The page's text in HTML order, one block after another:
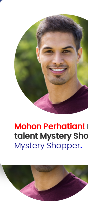
Mohon Perhatian!
talent Mystery
Mystery Shopper.